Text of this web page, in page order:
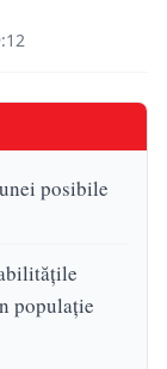
posibile
populație